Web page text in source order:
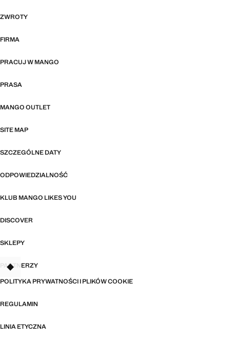
ZWROTY
FIRMA
PRACUJ W MANGO
PRASA
MANGO OUTLET
SITE MAP
SZCZEGÓLNE DATY
ODPOWIEDZIALNOŚĆ
KLUB MANGO LIKES YOU
DISCOVER
SKLEPY
PARTNERZY
POLITYKA PRYWATNOŚCI I PLIKÓW COOKIE
REGULAMIN
LINIA ETYCZNA